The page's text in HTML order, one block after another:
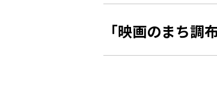
「映画のまち調